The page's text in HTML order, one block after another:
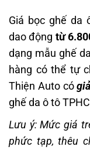
Giá bọc ghế da
dao động từ
dạng mẫu ghế
hàng có thể tự
Thiện Auto có
ghế da ô tô
Lưu ý: Mức giá
phức tạp, thêu